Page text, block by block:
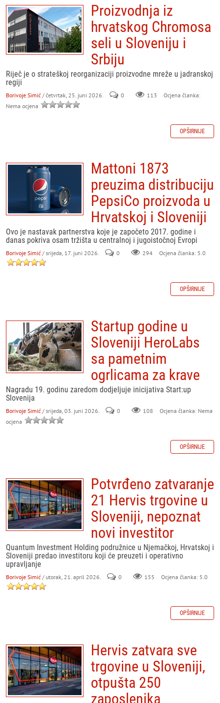
Proizvodnja iz
hrvatskog Chromosa
seli u Sloveniju i
Srbiju
Riječ je o strateškoj reorganizaciji proizvodne mreže u jadranskoj
regiji
Borivoje Simić / četvrtak, 25. juni 2026. 0 113
Ocjena članka:
Nema ocjena
OPŠIRNIJE
Mattoni 1873
preuzima distribuciju
PepsiCo proizvoda u
Hrvatskoj i Sloveniji
Ovo je nastavak partnerstva koje je započeto 2017. godine i
danas pokriva osam tržišta u centralnoj i jugoistočnoj Evropi
Borivoje Simić / srijeda, 17. juni 2026. 0 294 Ocjena članka: 5.0
OPŠIRNIJE
Startup godine u
Sloveniji HeroLabs
sa pametnim
ogrlicama za krave
Nagradu 19. godinu zaredom dodjeljuje inicijativa Start:up
Slovenija
Borivoje Simić / srijeda, 03. juni 2026. 0 108
Ocjena članka: Nema
ocjena
OPŠIRNIJE
Potvrđeno zatvaranje
21 Hervis trgovine u
Sloveniji, nepoznat
novi investitor
Quantum Investment Holding podružnice u Njemačkoj, Hrvatskoj i
Sloveniji predao investitoru koji će preuzeti i operativno
upravljanje
Borivoje Simić / utorak, 21. april 2026. 0 155 Ocjena članka: 5.0
OPŠIRNIJE
Hervis zatvara sve
trgovine u Sloveniji,
otpušta 250
zaposlenika